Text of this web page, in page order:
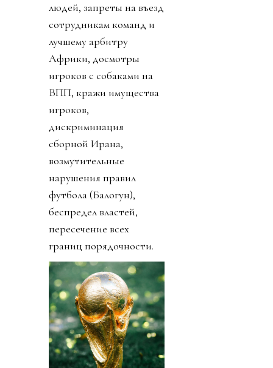
людей, запреты на въезд
сотрудникам команд и
лучшему арбитру
Африки, досмотры
игроков с собаками на
ВПП, кражи имущества
игроков,
дискриминация
сборной Ирана,
возмутительные
нарушения правил
футбола (Балогун),
беспредел властей,
пересечение всех
границ порядочности.